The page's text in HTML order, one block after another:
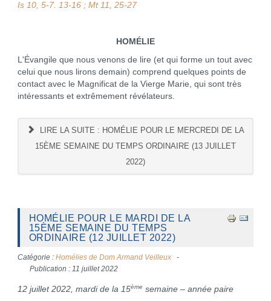
Is 10, 5-7. 13-16 ; Mt 11, 25-27
HOMÉLIE
L'Évangile que nous venons de lire (et qui forme un tout avec
celui que nous lirons demain) comprend quelques points de
contact avec le Magnificat de la Vierge Marie, qui sont très
intéressants et extrêmement révélateurs.
LIRE LA SUITE : HOMÉLIE POUR LE MERCREDI DE LA
15ÈME SEMAINE DU TEMPS ORDINAIRE (13 JUILLET
2022)
HOMÉLIE POUR LE MARDI DE LA
15ÈME SEMAINE DU TEMPS
ORDINAIRE (12 JUILLET 2022)
Catégorie : Homélies de Dom Armand Veilleux
Publication : 11 juillet 2022
12 juillet 2022, mardi de la 15ème semaine – année paire